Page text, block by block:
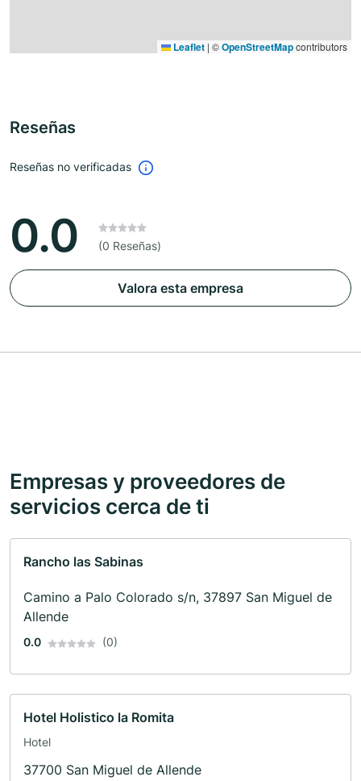
Leaflet | ©OpenStreetMapcontributors
Reseñas
Reseñas no verificadas
0.0 (0 Reseñas)
Valora esta empresa
Empresas y proveedores de
servicios cerca de ti
Rancho las Sabinas
Camino a Palo Colorado s/n, 37897 San Miguel de
Allende
0.0 (0)
Hotel Holistico la Romita
Hotel
37700 San Miguel de Allende